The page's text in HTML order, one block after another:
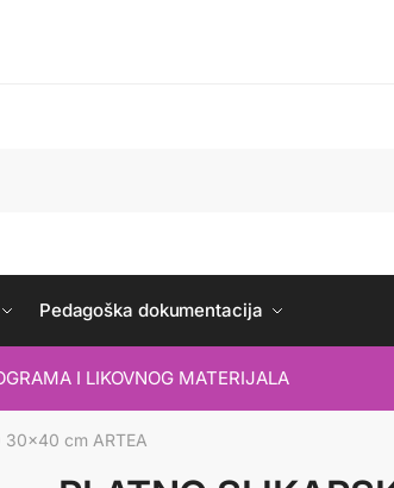
Pedagoška dokumentacija
I LIKOVNOG MATERIJALA
30×40 cm ARTEA